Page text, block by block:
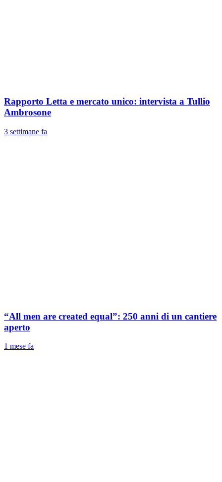
Rapporto Letta e mercato unico: intervista a Tullio
Ambrosone
3 settimane fa
“All men are created equal”: 250 anni di un cantiere
aperto
1 mese fa